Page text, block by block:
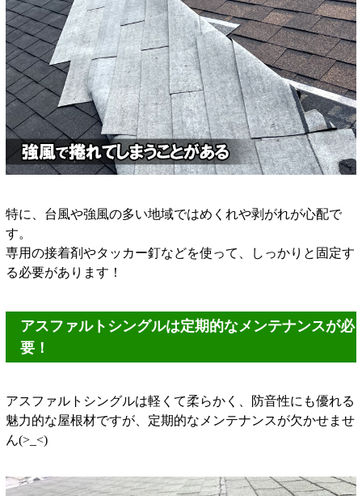
特に、台風や強風の多い地域ではめくれや剥がれが心配で
す。
専用の接着剤やタッカー釘などを使って、しっかりと固定す
る必要があります！
アスファルトシングルは定期的なメンテナンスが必
要！
アスファルトシングルは軽くて柔らかく、防音性にも優れる
魅力的な屋根材ですが、定期的なメンテナンスが欠かせませ
ん(>_<)